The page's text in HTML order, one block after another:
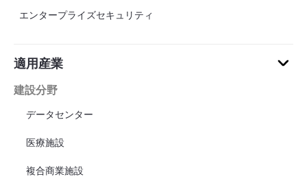
エンタープライズセキュリティ
適用産業
建設分野
データセンター
医療施設
複合商業施設